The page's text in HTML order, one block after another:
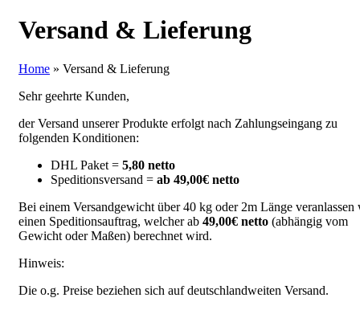
Versand & Lieferung
Home » Versand & Lieferung
Sehr geehrte Kunden,
der Versand unserer Produkte erfolgt nach Zahlungseingang zu
folgenden Konditionen:
DHL Paket = 5,80 netto
Speditionsversand = ab 49,00€ netto
Bei einem Versandgewicht über 40 kg oder 2m Länge veranlassen
einen Speditionsauftrag, welcher ab 49,00€ netto (abhängig vom
Gewicht oder Maßen) berechnet wird.
Hinweis:
Die o.g. Preise beziehen sich auf deutschlandweiten Versand.